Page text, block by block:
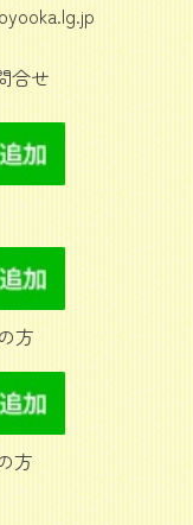
合せ
方
方